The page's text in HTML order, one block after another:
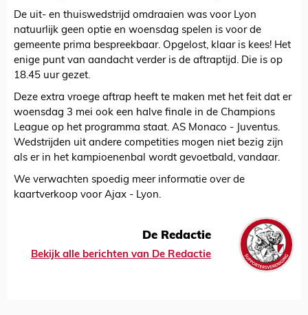
De uit- en thuiswedstrijd omdraaien was voor Lyon
natuurlijk geen optie en woensdag spelen is voor de
gemeente prima bespreekbaar. Opgelost, klaar is kees! Het
enige punt van aandacht verder is de aftraptijd. Die is op
18.45 uur gezet.
Deze extra vroege aftrap heeft te maken met het feit dat er
woensdag 3 mei ook een halve finale in de Champions
League op het programma staat. AS Monaco - Juventus.
Wedstrijden uit andere competities mogen niet bezig zijn
als er in het kampioenenbal wordt gevoetbald, vandaar.
We verwachten spoedig meer informatie over de
kaartverkoop voor Ajax - Lyon.
De Redactie
Bekijk alle berichten van De Redactie